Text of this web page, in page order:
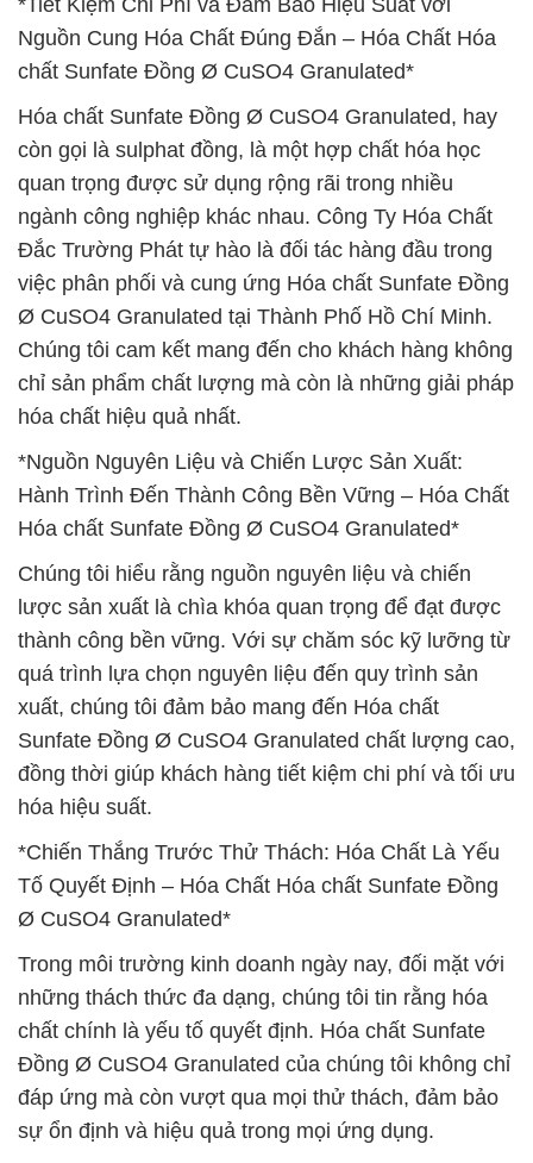
*Tiết Kiệm Chi Phí và Đảm Bảo Hiệu Suất với
Nguồn Cung Hóa Chất Đúng Đắn – Hóa Chất Hóa
chất Sunfate Đồng Ø CuSO4 Granulated*
Hóa chất Sunfate Đồng Ø CuSO4 Granulated, hay
còn gọi là sulphat đồng, là một hợp chất hóa học
quan trọng được sử dụng rộng rãi trong nhiều
ngành công nghiệp khác nhau. Công Ty Hóa Chất
Đắc Trường Phát tự hào là đối tác hàng đầu trong
việc phân phối và cung ứng Hóa chất Sunfate Đồng
Ø CuSO4 Granulated tại Thành Phố Hồ Chí Minh.
Chúng tôi cam kết mang đến cho khách hàng không
chỉ sản phẩm chất lượng mà còn là những giải pháp
hóa chất hiệu quả nhất.
*Nguồn Nguyên Liệu và Chiến Lược Sản Xuất:
Hành Trình Đến Thành Công Bền Vững – Hóa Chất
Hóa chất Sunfate Đồng Ø CuSO4 Granulated*
Chúng tôi hiểu rằng nguồn nguyên liệu và chiến
lược sản xuất là chìa khóa quan trọng để đạt được
thành công bền vững. Với sự chăm sóc kỹ lưỡng từ
quá trình lựa chọn nguyên liệu đến quy trình sản
xuất, chúng tôi đảm bảo mang đến Hóa chất
Sunfate Đồng Ø CuSO4 Granulated chất lượng cao,
đồng thời giúp khách hàng tiết kiệm chi phí và tối ưu
hóa hiệu suất.
*Chiến Thắng Trước Thử Thách: Hóa Chất Là Yếu
Tố Quyết Định – Hóa Chất Hóa chất Sunfate Đồng
Ø CuSO4 Granulated*
Trong môi trường kinh doanh ngày nay, đối mặt với
những thách thức đa dạng, chúng tôi tin rằng hóa
chất chính là yếu tố quyết định. Hóa chất Sunfate
Đồng Ø CuSO4 Granulated của chúng tôi không chỉ
đáp ứng mà còn vượt qua mọi thử thách, đảm bảo
sự ổn định và hiệu quả trong mọi ứng dụng.